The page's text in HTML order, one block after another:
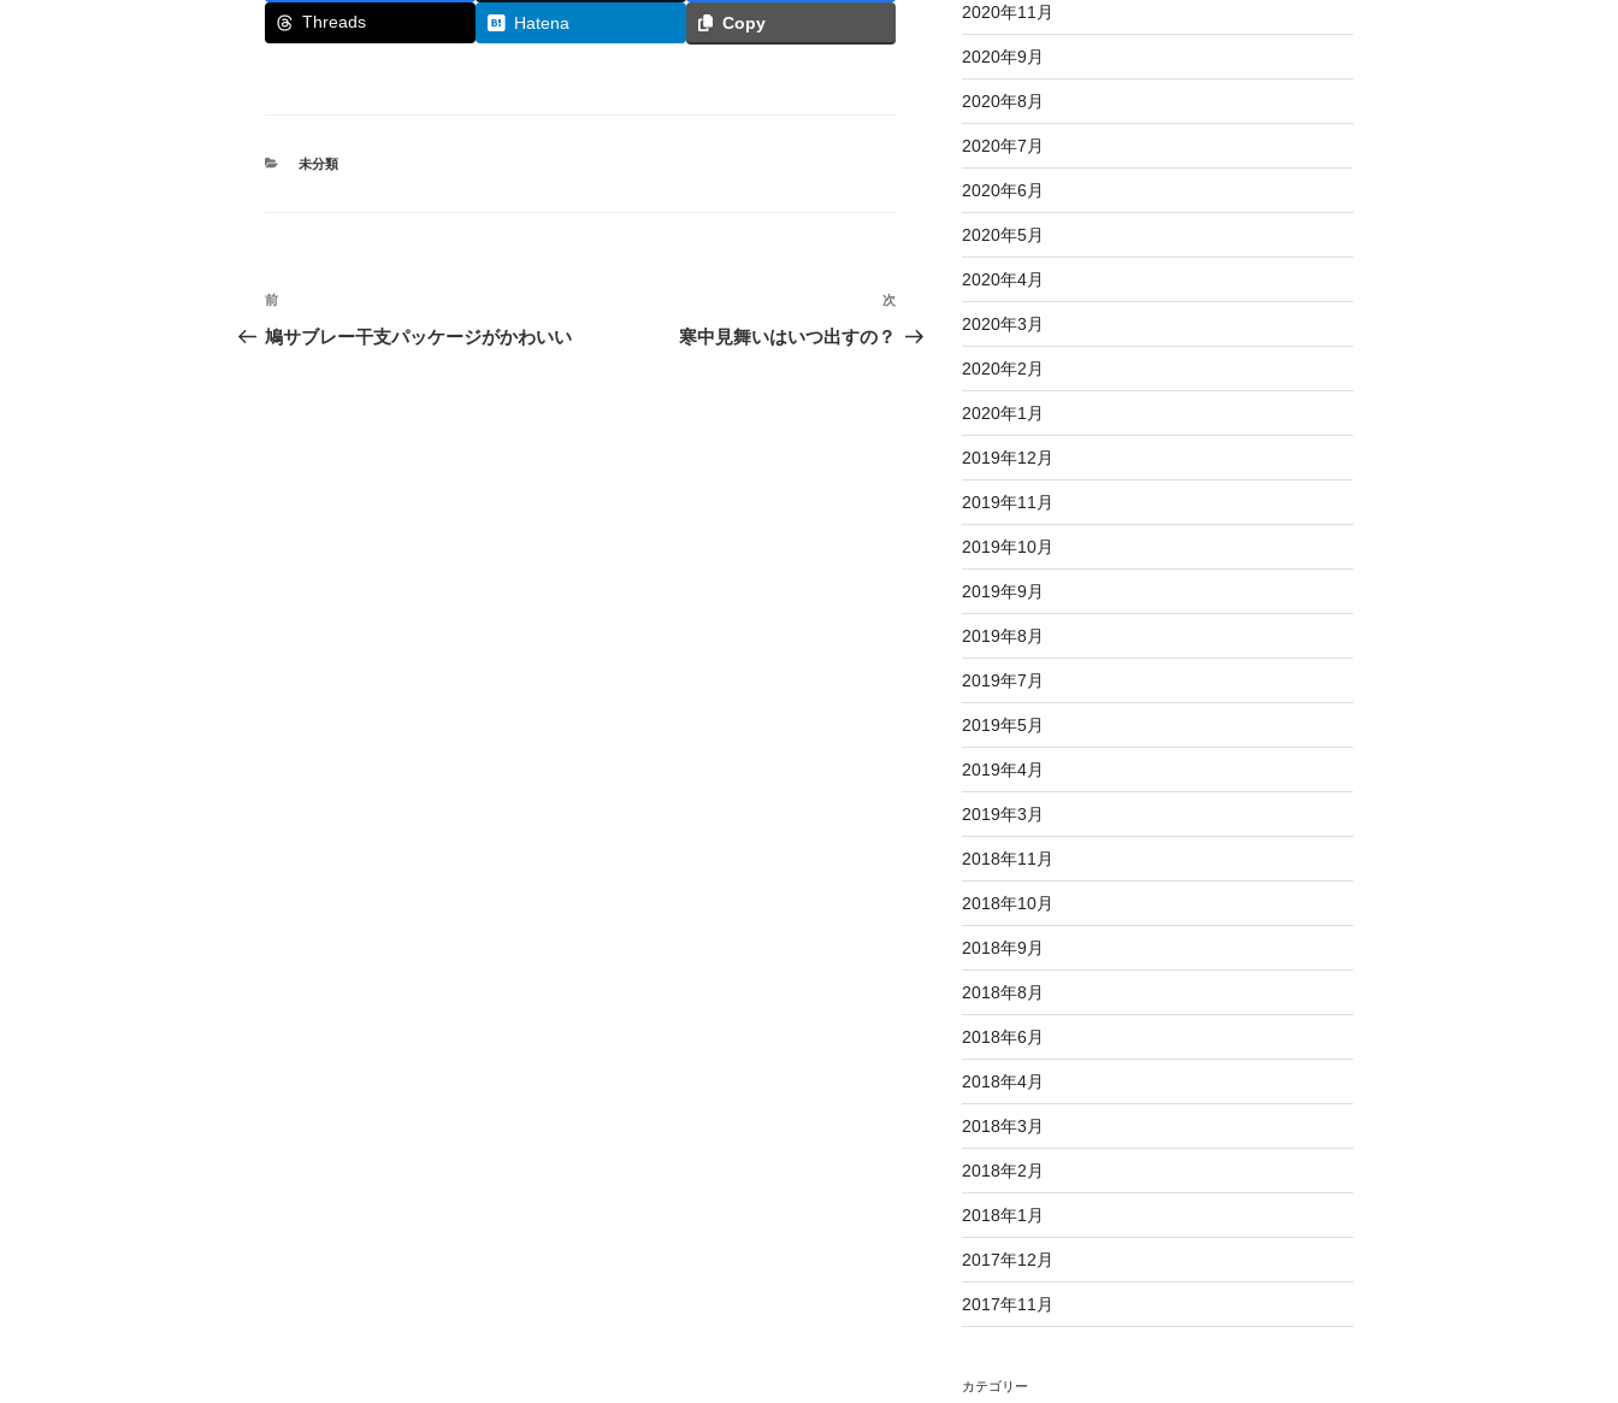
Threads Hatena Copy
カ
未分類
投
稿
前
の
前
鳩サブレー干支パッケージがかわいい
次
の
次
寒中見舞いはいつ出すの？
2020年11月
2020年9月
2020年8月
2020年7月
2020年6月
2020年5月
2020年4月
2020年3月
2020年2月
2020年1月
2019年12月
2019年11月
2019年10月
2019年9月
2019年8月
2019年7月
2019年5月
2019年4月
2019年3月
2018年11月
2018年10月
2018年9月
2018年8月
2018年6月
2018年4月
2018年3月
2018年2月
2018年1月
2017年12月
2017年11月
カテゴリー